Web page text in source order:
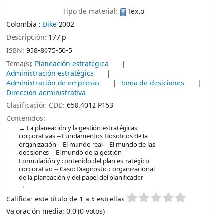
Tipo de material:
Texto
Colombia : Dike2002
Descripción: 177 p
ISBN: 958-8075-50-5
Tema(s): Planeación estratégica
Administración estratégica
Administración de empresas
Toma de desiciones
Dirección administrativa
Clasificación CDD: 658.4012 P153
Contenidos:
La planeación y la gestión estratégicas
corporativas -- Fundamentos filosóficos de la
organización -- El mundo real -- El mundo de las
decisiones -- El mundo de la gestión --
Formulación y contenido del plan estratégico
corporativo -- Caso: Diagnóstico organizacional
de la planeación y del papel del planificador
Valoración
Calificar este título de 1 a 5 estrellas
Valoración media: 0.0 (0 votos)